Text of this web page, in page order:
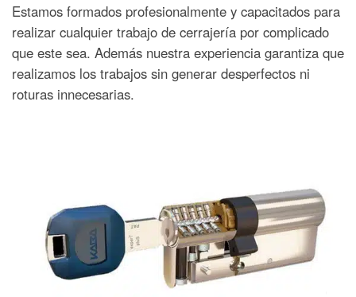
Estamos formados profesionalmente y capacitados para
realizar cualquier trabajo de cerrajería por complicado
que este sea. Además nuestra experiencia garantiza que
realizamos los trabajos sin generar desperfectos ni
roturas innecesarias.